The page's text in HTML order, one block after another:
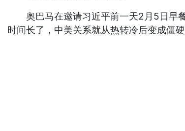
奥巴马在邀请习近平前一天2月5日早餐
时间长了，中美关系就从热转冷后变成僵硬